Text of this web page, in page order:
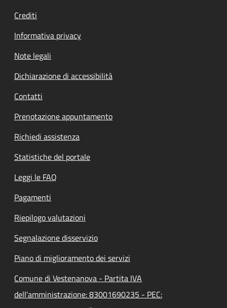
Crediti
Informativa privacy
Note legali
Dichiarazione di accessibilità
Contatti
Prenotazione appuntamento
Richiedi assistenza
Statistiche del portale
Leggi le FAQ
Pagamenti
Riepilogo valutazioni
Segnalazione disservizio
Piano di miglioramento dei servizi
Comune di Vestenanova - Partita IVA
dell'amministrazione: 83001690235 - PEC: